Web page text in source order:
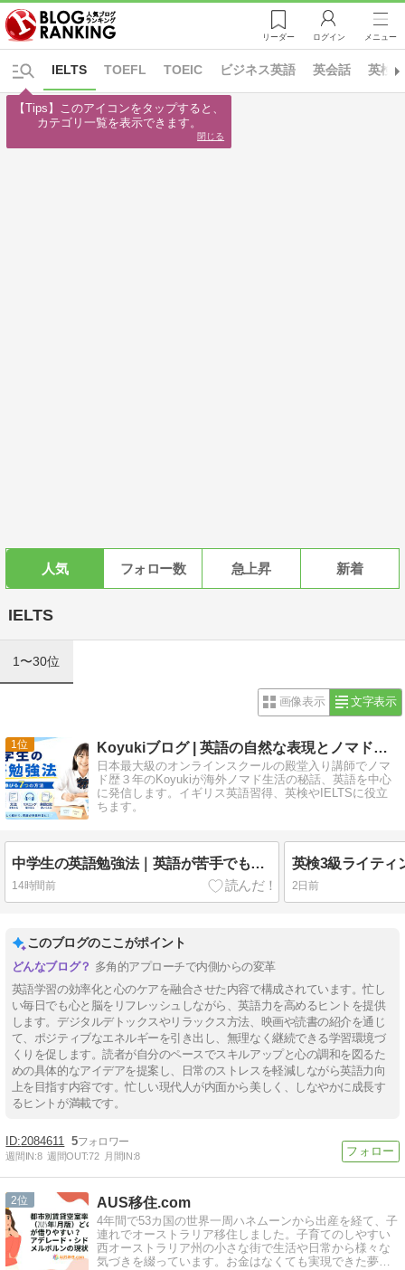
リーダー ログイン メニュー
IELTS TOEFL TOEIC ビジネス英語 英会話 英検
人気 フォロー数 急上昇 新着
IELTS
1〜30位
画像表示 文字表示
1 Koyukiブログ | 英語の自然な表現とノマド暮らし
日本最大級のオンラインスクールの殿堂入り講師でノマ
ド歴３年のKoyukiが海外ノマド生活の秘話、英語を中心
に発信します。イギリス英語習得、英検やIELTSに役立
ちます。
中学生の英語勉強法｜英語が苦手でも伸びる7つの方法【長年の講師経験から解説】
14時間前 2日前
このブログのここがポイント
多角的アプローチで内側からの変革
英語学習の効率化と心のケアを融合させた内容で構成されています。忙し
い毎日でも心と脳をリフレッシュしながら、英語力を高めるヒントを提供
します。デジタルデトックスやリラックス方法、映画や読書の紹介を通じ
て、ポジティブなエネルギーを引き出し、無理なく継続できる学習環境づ
くりを促します。読者が自分のペースでスキルアップと心の調和を図るた
めの具体的なアイデアを提案し、日常のストレスを軽減しながら英語力向
上を目指す内容です。忙しい現代人が内面から美しく、しなやかに成長す
るヒントが満載です。
2084611 5
週間IN:8 週間OUT:72 月間IN:8
2 AUS移住.com
4年間で53カ国の世界一周ハネムーンから出産を経て、子
連れでオーストラリア移住しました。子育てのしやすい
西オーストラリア州の小さな街で生活や日常から様々な
気づきを綴っています。お金はなくても実現できた夢の
【Tips】このアイコンをタップすると、
カテゴリ一覧を表示できます。
閉じる